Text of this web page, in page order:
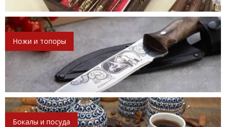
Ножи и топоры
Бокалы и посуда